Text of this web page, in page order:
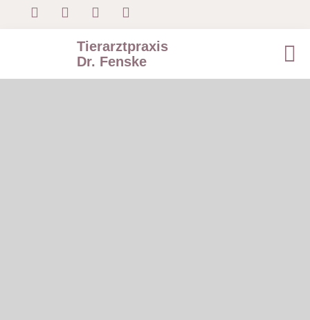
Tierarztpraxis
Dr. Fenske